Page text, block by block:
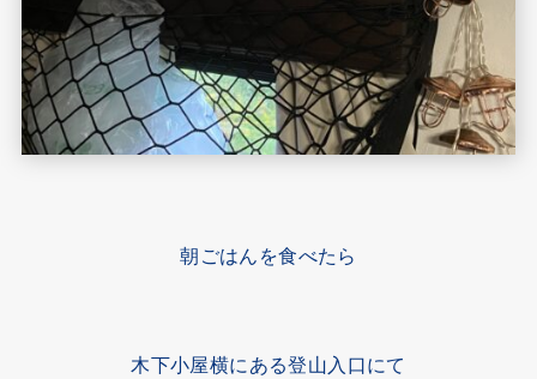
朝ごはんを食べたら
木下小屋横にある登山入口にて